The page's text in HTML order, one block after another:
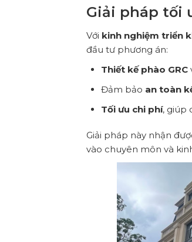
Giải pháp tối
Với kinh nghiệm triển
đầu tư phương án:
Thiết kế phào GRC
Đảm bảo an toàn
Tối ưu chi phí, giúp
Giải pháp này nhận
vào chuyên môn và